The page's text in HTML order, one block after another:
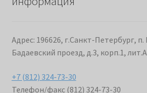
Адрес: 196626, г.Санкт-Петербург,
Бадаевский проезд, д.3, корп.1, лит.А
+7 (812) 324-73-30
Телефон/факс (812) 324-73-30